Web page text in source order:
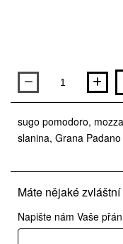
Množství
sugo pomodoro,
slanina, Grana Padano
Máte nějaké
Napište nám Vaše